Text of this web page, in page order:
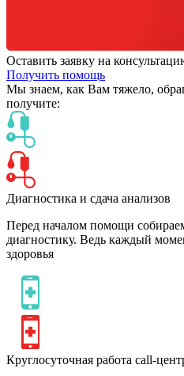
Оставить заявку на
Получить помощь
Мы знаем, как Вам тяжело,
получите:
Диагностика и сдача анализов
Перед началом помощи
диагностику. Ведь каждый
здоровья
Круглосуточная работа call-